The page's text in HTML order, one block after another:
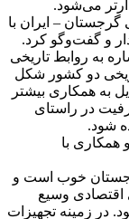
می‌شود.
گرجستان – ایران با
و گفت‌وگو کرد.
به روابط تاریخی
دو کشور شکل
به همکاری بیشتر
در راستای
شود.
همکاری با
خوب است و
اقتصادی وسیع
در زمینه تجهیزات